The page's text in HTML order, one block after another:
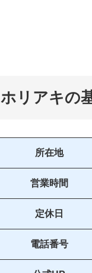
ホリアキの
所在地
営業時間
定休日
電話番号